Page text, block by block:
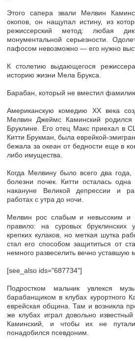
Этого сапера звали Мелвин
окопов, он нащупал истину, из
режиссерский метод: любая
монументальной серьезности.
пафосом невозможно — его нужно
К столетию выдающегося
историю жизни Мела Брукса.
Барабан, который не вместил
Американскую комедию ХХ века
Мелвин Джеймс Каминский
Бруклине. Его отец Макс приехал в
Китти Брукман, была еврейкой-
бежала за океан от бедности еще в
либо имущества.
Когда Мелвину было всего два
болезни почек. Китти осталась
накануне Великой депрессии и
работах с утра до ночи.
Мелвин рос слабым и невысоким и
правило: на суровых бруклинских
крепких кулаков, но меткая шутка
стал его способом защититься от
немного развеселить вечно уставшую
[see_also ids="687734"]
Подростком мальчик увлекся
барабанщиком в клубах курортного
еврейская община. Там и возникла
же клубах играл довольно
Каминский, и чтобы их не
понадобился псевдоним.